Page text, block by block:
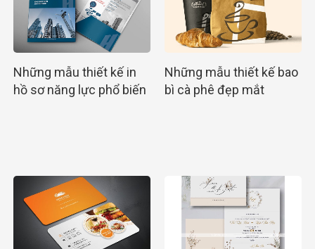
Những mẫu thiết kế in
hồ sơ năng lực phổ biến
Những mẫu thiết kế bao
bì cà phê đẹp mắt